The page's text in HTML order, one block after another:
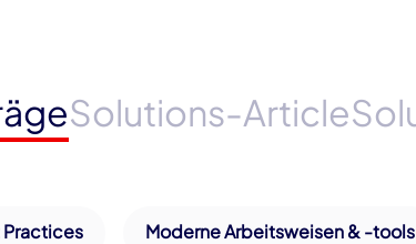
Solutions-Article
Practices Moderne Arbeitsweisen & -tools